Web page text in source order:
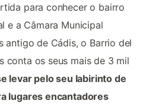
para conhecer o bairro
e a Câmara Municipal
antigo de Cádis, o Barrio del
conta os seus mais de 3 mil
levar pelo seu labirinto de
lugares encantadores